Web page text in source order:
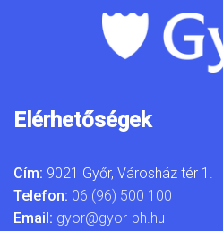
Elérhetőségek
Cím: 9021 Győr, Városház tér 1.
Telefon: 06 (96) 500 100
Email: gyor@gyor-ph.hu